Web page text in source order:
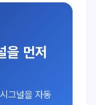
을 먼저
그널을 자동